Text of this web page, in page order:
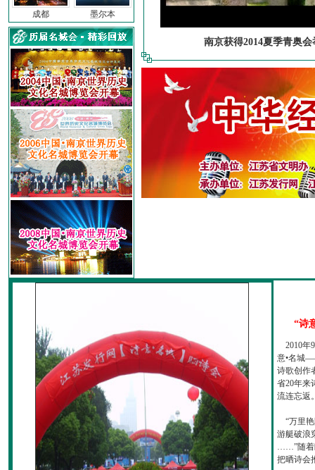
成都 墨尔本
南京获得2014夏季青奥会
“诗
2010年
意•名城
诗歌创作
省20年来
流连忘返
“万里艳
游艇破浪
……”随着
把晒诗会